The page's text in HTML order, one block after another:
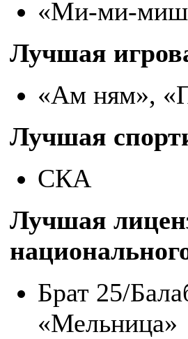
«Ми-ми-
Лучшая
«Ам ням»,
Лучшая
СКА
Лучшая
Брат 25/
«Мельница»